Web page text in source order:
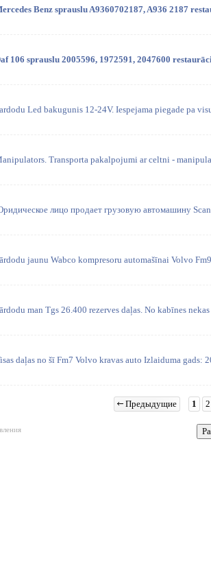
Benz sprauslu A9360702187, A936 2187
106 sprauslu 2005596, 1972591, 2047600
Led bakugunis 12-24V. Iespejama piegade pa
Transporta pakalpojumi ar celtni -
лицо продает грузовую автомашину
jaunu Wabco kompresoru automašīnai Volvo
man Tgs 26.400 rezerves daļas. No kabīnes
daļas no šī Fm7 Volvo kravas auto Izlaiduma gads:
Предыдущие 1 2